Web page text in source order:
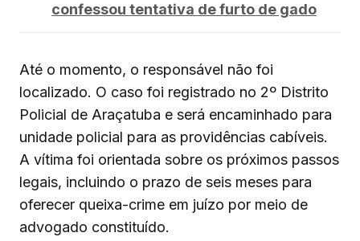
confessou tentativa de furto de gado
Até o momento, o responsável não foi
localizado. O caso foi registrado no 2º Distrito
Policial de Araçatuba e será encaminhado para
unidade policial para as providências cabíveis.
A vítima foi orientada sobre os próximos passos
legais, incluindo o prazo de seis meses para
oferecer queixa-crime em juízo por meio de
advogado constituído.